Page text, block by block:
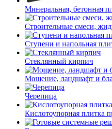
Минеральная, бетонная
Строительные смеси,
Ступени и напольная
Cтеклянный кирпич
Мощение, ландшафт и
Черепица
Кислотоупорная плитка